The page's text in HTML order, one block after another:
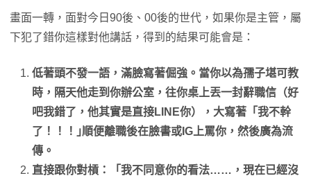
畫面一轉，面對今日90後、00後的世代，如果你是主管，屬
下犯了錯你這樣對他講話，得到的結果可能會是：
低著頭不發一語，滿臉寫著倔強。當你以為孺子堪可教
時，隔天他走到你辦公室，往你桌上丟一封辭職信（好
吧我錯了，他其實是直接LINE你），大寫著「我不幹
了！！！｣順便離職後在臉書或IG上罵你，然後廣為流
傳。
直接跟你對槓：「我不同意你的看法……，現在已經沒